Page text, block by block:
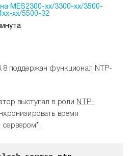
MES2300-xx/3300-xx/3500-
xx/5500-32
поддержан функционал NTP-
выступал в роли NTP-
время